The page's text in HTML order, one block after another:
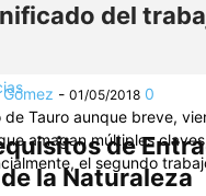
de
la Naturaleza
del
- 01/05/2018 0
de Tauro aunque breve,
amagan múltiples
el segundo